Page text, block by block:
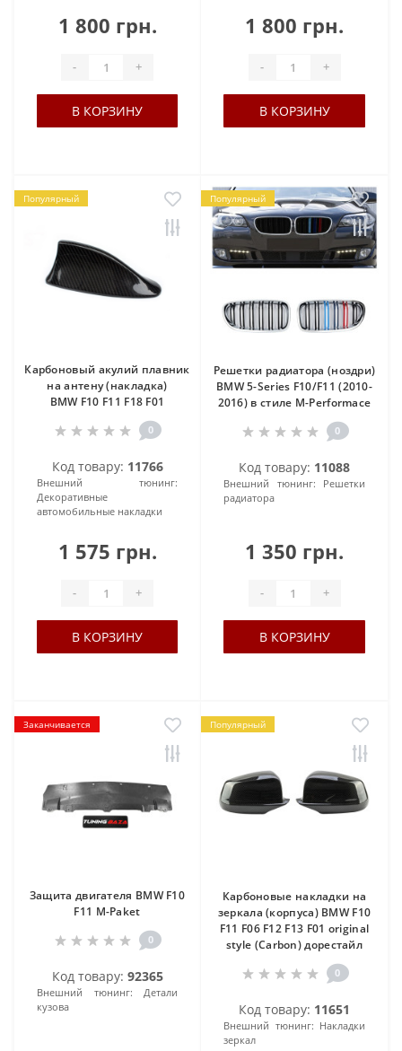
1 800 грн.
- +
В КОРЗИНУ
1 800 грн.
- +
В КОРЗИНУ
Популярный
Карбоновый акулий плавник
на антену (накладка)
BMW F10 F11 F18 F01
0
Код товару: 11766
Внешний тюнинг:
Декоративные
автомобильные накладки
1 575 грн.
- +
В КОРЗИНУ
Популярный
Решетки радиатора (ноздри)
BMW 5-Series F10/F11 (2010-
2016) в стиле M-Performace
0
Код товару: 11088
Внешний тюнинг:
Решетки
радиатора
1 350 грн.
- +
В КОРЗИНУ
Заканчивается
Защита двигателя BMW F10
F11 M-Paket
0
Код товару: 92365
Внешний тюнинг:
Детали
кузова
Популярный
Карбоновые накладки на
зеркала (корпуса) BMW F10
F11 F06 F12 F13 F01 original
style (Carbon) дорестайл
0
Код товару: 11651
Внешний тюнинг: Накладки
зеркал